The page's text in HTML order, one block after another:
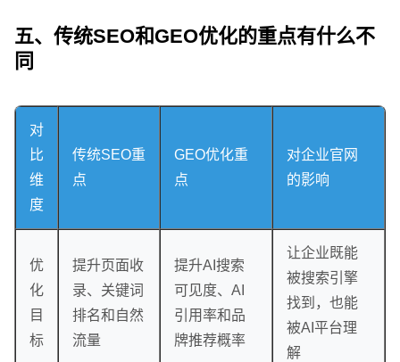
五、传统SEO和GEO优化的重点有什么不
同
对
比
维
度
传统SEO重
点
GEO优化重
点
对企业官网
的影响
优
化
目
标
提升页面收
录、关键词
排名和自然
流量
提升AI搜索
可见度、AI
引用率和品
牌推荐概率
让企业既能
被搜索引擎
找到，也能
被AI平台理
解